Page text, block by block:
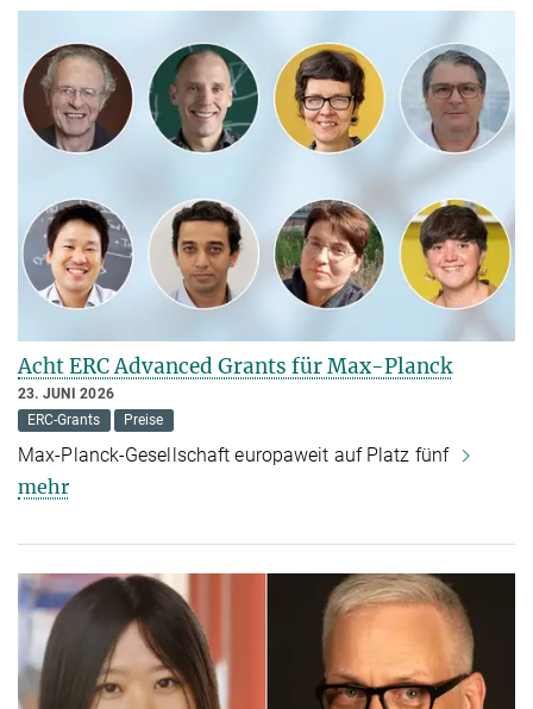
Acht ERC Advanced Grants für Max-Planck
23. JUNI 2026
ERC-Grants
Preise
Max-Planck-Gesellschaft europaweit auf Platz fünf
mehr